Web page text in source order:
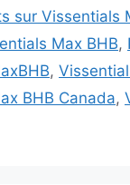
sur Vissentials
Max BHB,
,
BHB Canada,